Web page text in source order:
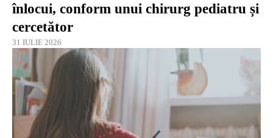
înlocui, conform unui chirurg pediatru și
cercetător
31 IULIE 2026